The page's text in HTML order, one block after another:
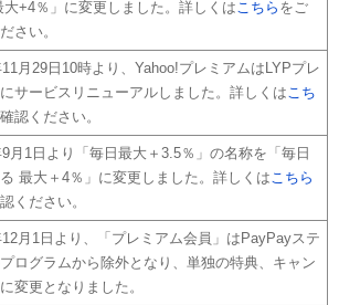
大+4％」に変更しました。詳しくはこちら をご
さい。
月29日10時より、Yahoo!プレミアムはLYPプレ
サービスリニューアルしました。詳しくはこち
認ください。
月1日より「毎日最大＋3.5％」の名称を「毎日
最大＋4％」に変更しました。詳しくはこちら
ください。
月1日より、「プレミアム会員」はPayPayステ
ログラムから除外となり、単独の特典、キャン
変更となりました。